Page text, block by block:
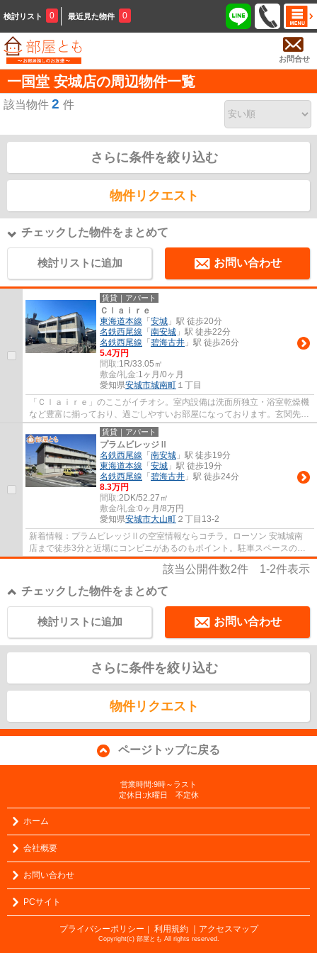
検討リスト 0 最近見た物件 0
お問合せ
一国堂 安城店の周辺物件一覧
該当物件 2 件
さらに条件を絞り込む
物件リクエスト
チェックした物件をまとめて
検討リストに追加 お問い合わせ
賃貸｜アパート
Ｃｌａｉｒｅ
東海道本線 「 安城 」駅 徒歩20分
名鉄西尾線 「 南安城 」駅 徒歩22分
名鉄西尾線 「 碧海古井 」駅 徒歩26分
5.4万円
間取:1R/33.05㎡
敷金/礼金:1ヶ月/0ヶ月
愛知県安城市城南町 １丁目
「Ｃｌａｉｒｅ」のここがイチオシ。室内設備は洗面所独立・浴室乾燥機
など豊富に揃っており、過ごしやすいお部屋になっております。玄関先ま
で覗き穴を覗きに行かなくてもインターホ...
賃貸｜アパート
プラムビレッジⅡ
名鉄西尾線 「 南安城 」駅 徒歩19分
東海道本線 「 安城 」駅 徒歩19分
名鉄西尾線 「 碧海古井 」駅 徒歩24分
8.3万円
間取:2DK/52.27㎡
敷金/礼金:0ヶ月/8万円
愛知県安城市大山町 ２丁目13-2
新着情報：プラムビレッジⅡの空室情報ならコチラ。ローソン 安城城南
店まで徒歩3分と近場にコンビニがあるのもポイント。駐車スペースの月
額ご請求額は、￥7700です。納得できる住まい...
該当公開件数2件 1-2件表示
チェックした物件をまとめて
お問い合わせ
検討リストに追加
さらに条件を絞り込む
物件リクエスト
ページトップに戻る
営業時間:9時～ラスト
定休日:水曜日 不定休
ホーム
会社概要
お問い合わせ
PCサイト
プライバシーポリシー ｜ 利用規約 ｜アクセスマップ
Copyright(c) 部屋とも All rights reserved.